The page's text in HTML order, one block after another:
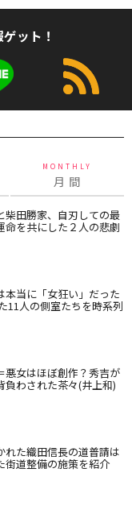
ット！
MONTHLY
月 間
柴田勝家、自刃しての最
を共にした２人の悲劇
本当に「女狂い」だった
11人の側室たちを時系列
悪女はほぼ創作？秀吉が
負わされた茶々(井上和)
れた織田信長の道普請は
街道整備の施策を紹介